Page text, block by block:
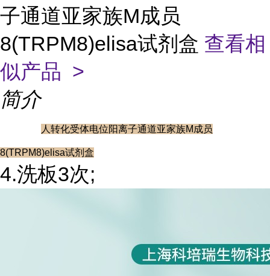
子通道亚家族M成员
8(TRPM8)elisa试剂盒 查看相
似产品 >
简介
人转化受体电位阳离子通道亚家族M成员
8(TRPM8)elisa试剂盒
4.洗板3次;